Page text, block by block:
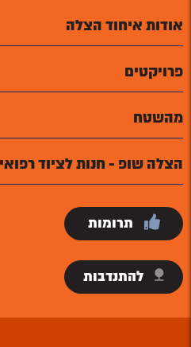
אודות איחוד הצלה
פרויקטים
מהשטח
הצלה שופ - חנות לציוד רפואי
תרומות
להתנדבות